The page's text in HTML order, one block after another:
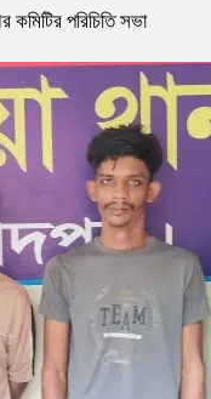
কমিটির পরিচিতি সভা